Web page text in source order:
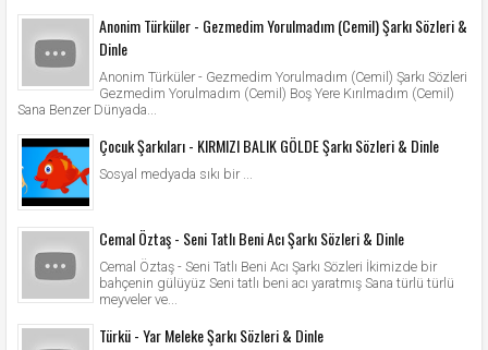
Anonim Türküler - Gezmedim Yorulmadım (Cemil) Şarkı Sözleri &
Dinle
Anonim Türküler - Gezmedim Yorulmadım (Cemil) Şarkı Sözleri
Gezmedim Yorulmadım (Cemil) Boş Yere Kırılmadım (Cemil)
Sana Benzer Dünyada...
Çocuk Şarkıları - KIRMIZI BALIK GÖLDE Şarkı Sözleri & Dinle
Sosyal medyada sıkı bir ...
Cemal Öztaş - Seni Tatlı Beni Acı Şarkı Sözleri & Dinle
Cemal Öztaş - Seni Tatlı Beni Acı Şarkı Sözleri İkimizde bir
bahçenin gülüyüz Seni tatlı beni acı yaratmış Sana türlü türlü
meyveler ve...
Türkü - Yar Meleke Şarkı Sözleri & Dinle